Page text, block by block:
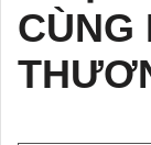
CÙNG